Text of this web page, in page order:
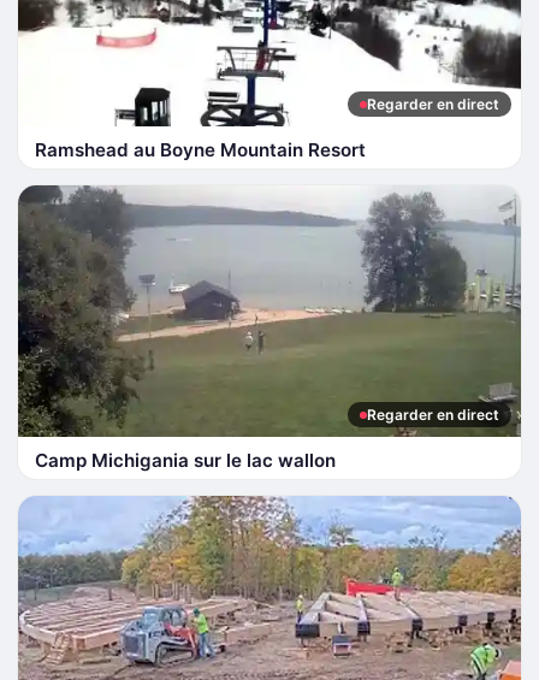
Regarder en direct
Ramshead au Boyne Mountain Resort
Regarder en direct
Camp Michigania sur le lac wallon